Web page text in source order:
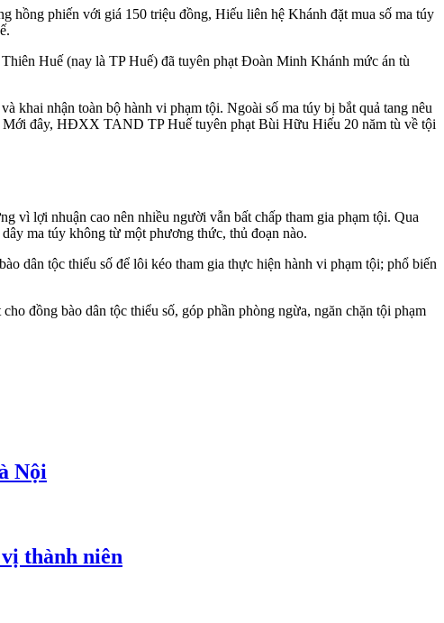
hồng phiến với giá 150 triệu đồng, Hiếu liên hệ Khánh đặt mua số ma túy
Huế (nay là TP Huế) đã tuyên phạt Đoàn Minh Khánh mức án tù
khai nhận toàn bộ hành vi phạm tội. Ngoài số ma túy bị bắt quả tang nêu
Mới đây, HĐXX TAND TP Huế tuyên phạt Bùi Hữu Hiếu 20 năm tù về tội
vì lợi nhuận cao nên nhiều người vẫn bất chấp tham gia phạm tội. Qua
ma túy không từ một phương thức, thủ đoạn nào.
dân tộc thiểu số để lôi kéo tham gia thực hiện hành vi phạm tội; phổ biến
đồng bào dân tộc thiểu số, góp phần phòng ngừa, ngăn chặn tội phạm
Nội
thành niên